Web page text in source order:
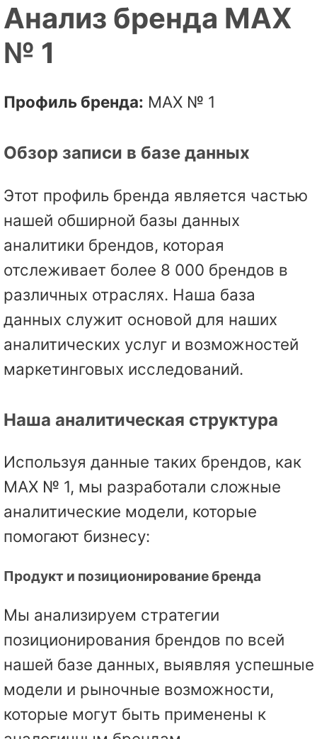
Анализ бренда MAX
№ 1
Профиль бренда: MAX № 1
Обзор записи в базе данных
Этот профиль бренда является частью
нашей обширной базы данных
аналитики брендов, которая
отслеживает более 8 000 брендов в
различных отраслях. Наша база
данных служит основой для наших
аналитических услуг и возможностей
маркетинговых исследований.
Наша аналитическая структура
Используя данные таких брендов, как
MAX № 1, мы разработали сложные
аналитические модели, которые
помогают бизнесу:
Продукт и позиционирование бренда
Мы анализируем стратегии
позиционирования брендов по всей
нашей базе данных, выявляя успешные
модели и рыночные возможности,
которые могут быть применены к